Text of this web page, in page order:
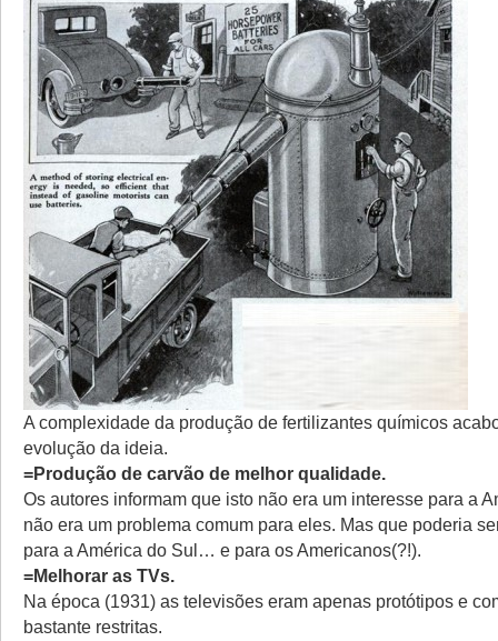
A complexidade da produção de fertilizantes químicos
evolução da ideia.
=Produção de carvão de melhor qualidade.
Os autores informam que isto não era um interesse para a
não era um problema comum para eles. Mas que poderia
para a América do Sul… e para os Americanos(?!).
=Melhorar as TVs.
Na época (1931) as televisões eram apenas protótipos e
bastante restritas.